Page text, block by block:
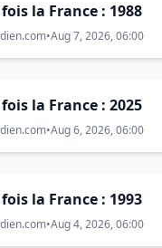
la France : 1988
•Aug 7, 2026, 06:00
la France : 2025
•Aug 6, 2026, 06:00
la France : 1993
•Aug 4, 2026, 06:00